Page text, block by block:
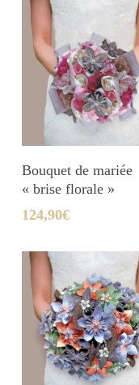
Ajouter Au Panier
Bouquet de mariée
« brise florale »
124,90€